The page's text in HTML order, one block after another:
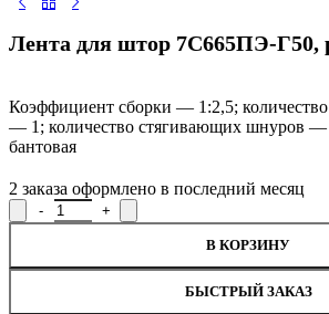
Лента для штор 7С665ПЭ-Г50,
Коэффициент сборки — 1:2,5; количество
— 1; количество стягивающих шнуров
бантовая
2 заказа оформлено в последний месяц
Количество товара Лента для штор
В КОРЗИНУ
БЫСТРЫЙ ЗАКАЗ